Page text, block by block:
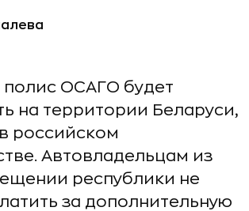
полис ОСАГО будет
на территории Беларуси,
российском
Автовладельцам из
республики не
за дополнительную